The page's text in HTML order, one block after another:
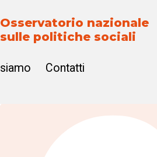
Osservatorio nazionale
sulle politiche sociali
Contatti